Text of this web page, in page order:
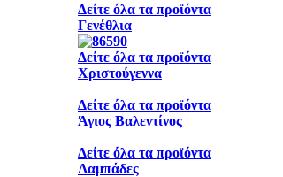
Δείτε όλα τα προϊόντα
Γενέθλια
Δείτε όλα τα προϊόντα
Χριστούγεννα
Δείτε όλα τα προϊόντα
Άγιος Βαλεντίνος
Δείτε όλα τα προϊόντα
Λαμπάδες